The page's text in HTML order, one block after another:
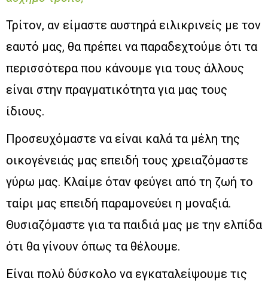
Τρίτον, αν είμαστε αυστηρά ειλικρινείς με τον
εαυτό μας, θα πρέπει να παραδεχτούμε ότι τα
περισσότερα που κάνουμε για τους άλλους
είναι στην πραγματικότητα για μας τους
ίδιους.
Προσευχόμαστε να είναι καλά τα μέλη της
οικογένειάς μας επειδή τους χρειαζόμαστε
γύρω μας. Κλαίμε όταν φεύγει από τη ζωή το
ταίρι μας επειδή παραμονεύει η μοναξιά.
Θυσιαζόμαστε για τα παιδιά μας με την ελπίδα
ότι θα γίνουν όπως τα θέλουμε.
Είναι πολύ δύσκολο να εγκαταλείψουμε τις